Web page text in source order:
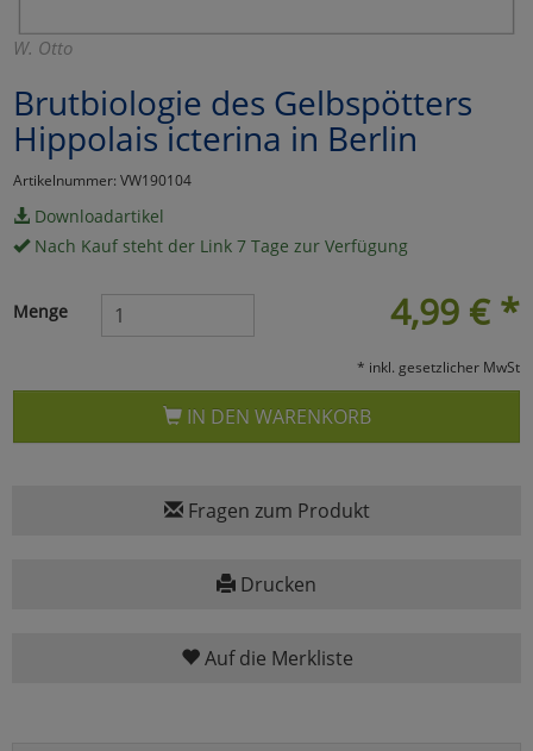
W. Otto
Brutbiologie des Gelbspötters
Hippolais icterina in Berlin
Artikelnummer: VW190104
Downloadartikel
Nach Kauf steht der Link 7 Tage zur Verfügung
4,99 € *
Menge
* inkl. gesetzlicher MwSt
IN DEN WARENKORB
Fragen zum Produkt
Drucken
Auf die Merkliste
Marketing
Umfragetools
Cookies
Einstellungen speichern
zu Haupptseite